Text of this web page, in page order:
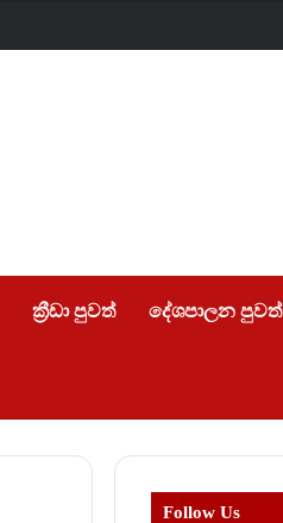
ක්‍රීඩා පුවත් දේශපාලන පුවත්
Follow Us